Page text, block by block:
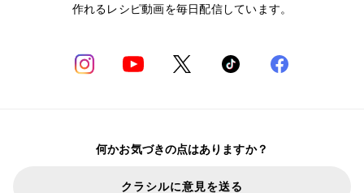
作れるレシピ動画を毎日配信しています。
何かお気づきの点はありますか？
クラシルに意見を送る